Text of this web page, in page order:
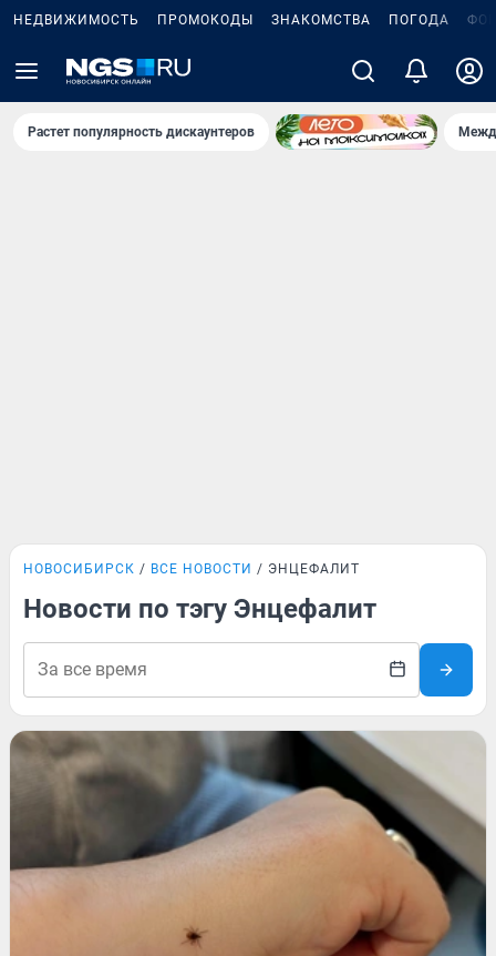
НЕДВИЖИМОСТЬ ПРОМОКОДЫ ЗНАКОМСТВА ПОГОДА
Растет популярность дискаунтеров
НОВОСИБИРСК ВСЕ НОВОСТИ ЭНЦЕФАЛИТ
Новости по тэгу Энцефалит